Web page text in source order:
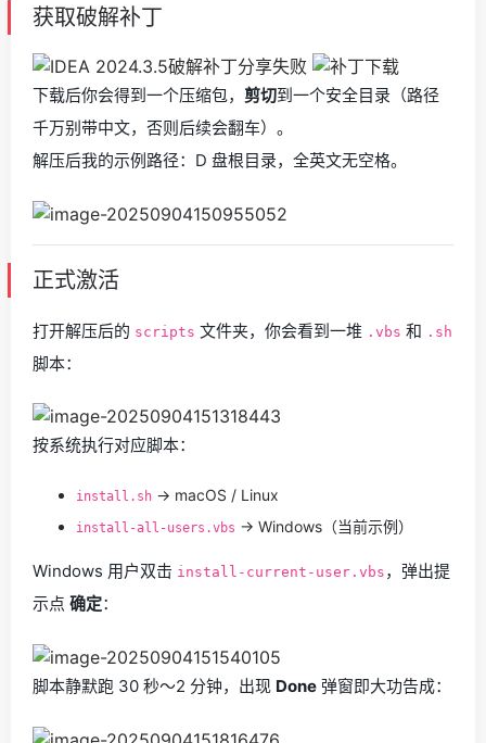
获取破解补丁
下载后你会得到一个压缩包， 剪切到一个安全目录（路径
千万别带中文，否则后续会翻车）。
解压后我的示例路径：D 盘根目录，全英文无空格。
正式激活
打开解压后的 scripts 文件夹，你会看到一堆 .vbs 和 .sh
脚本：
按系统执行对应脚本：
install.sh → macOS / Linux
install-all-users.vbs → Windows（当前示例）
Windows 用户双击 install-current-user.vbs ，弹出提
示点 确定：
脚本静默跑 30 秒～2 分钟，出现 Done 弹窗即大功告成：